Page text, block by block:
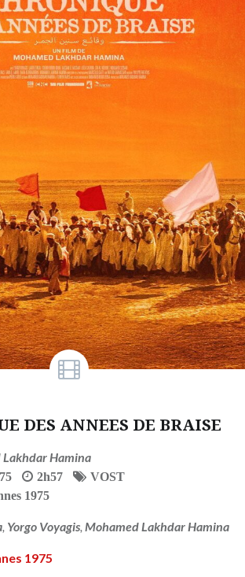
DES ANNEES DE BRAISE
Lakhdar Hamina
2h57
VOST
1975
, Yorgo Voyagis, Mohamed Lakhdar Hamina
1975